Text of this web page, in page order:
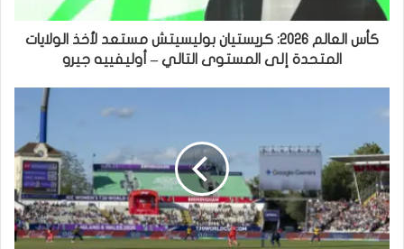
كأس العالم 2026: كريستيان بوليسيتش مستعد لأخذ الولايات
المتحدة إلى المستوى التالي – أوليفييه جيرو